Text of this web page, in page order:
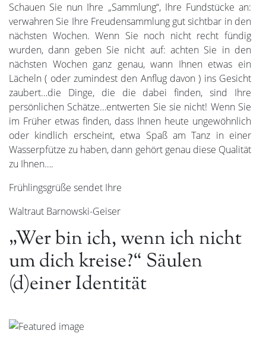
Schauen Sie nun Ihre „Sammlung“, Ihre Fundstücke an:
verwahren Sie Ihre Freudensammlung gut sichtbar in den
nächsten Wochen. Wenn Sie noch nicht recht fündig
wurden, dann geben Sie nicht auf: achten Sie in den
nächsten Wochen ganz genau, wann Ihnen etwas ein
Lächeln ( oder zumindest den Anflug davon ) ins Gesicht
zaubert…die Dinge, die die dabei finden, sind Ihre
persönlichen Schätze…entwerten Sie sie nicht! Wenn Sie
im Früher etwas finden, dass Ihnen heute ungewöhnlich
oder kindlich erscheint, etwa Spaß am Tanz in einer
Wasserpfütze zu haben, dann gehört genau diese Qualität
zu Ihnen….
Frühlingsgrüße sendet Ihre
Waltraut Barnowski-Geiser
„Wer bin ich, wenn ich nicht
um dich kreise?“ Säulen
(d)einer Identität